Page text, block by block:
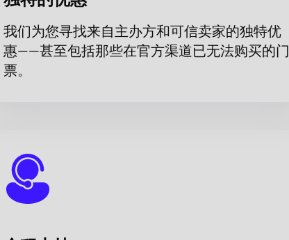
我们为您寻找来自主办方和可信卖家的独特优
惠——甚至包括那些在官方渠道已无法购买的门
票。